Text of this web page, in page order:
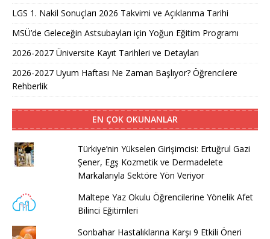
LGS 1. Nakil Sonuçları 2026 Takvimi ve Açıklanma Tarihi
MSÜ’de Geleceğin Astsubayları için Yoğun Eğitim Programı
2026-2027 Üniversite Kayıt Tarihleri ve Detayları
2026-2027 Uyum Haftası Ne Zaman Başlıyor? Öğrencilere
Rehberlik
EN ÇOK OKUNANLAR
Türkiye’nin Yükselen Girişimcisi: Ertuğrul Gazi
Şener, Egş Kozmetik ve Dermadelete
Markalarıyla Sektöre Yön Veriyor
Maltepe Yaz Okulu Öğrencilerine Yönelik Afet
Bilinci Eğitimleri
Sonbahar Hastalıklarına Karşı 9 Etkili Öneri